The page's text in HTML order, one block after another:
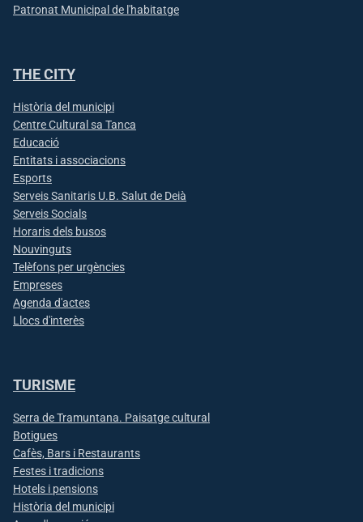
Patronat Municipal de l'habitatge
THE CITY
Història del municipi
Centre Cultural sa Tanca
Educació
Entitats i associacions
Esports
Serveis Sanitaris U.B. Salut de Deià
Serveis Socials
Horaris dels busos
Nouvinguts
Telèfons per urgències
Empreses
Agenda d'actes
Llocs d'interès
TURISME
Serra de Tramuntana. Paisatge cultural
Botigues
Cafès, Bars i Restaurants
Festes i tradicions
Hotels i pensions
Història del municipi